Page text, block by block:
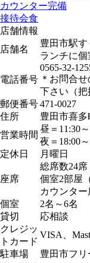
カウンター完備
接待会食
店舗情報
店舗名
豊田市駅
ランチに個
電話番号
0565-32-
＊お問合
下さい（把
郵便番号471-0027
住所
豊田市喜
営業時間
昼＝11:30
夜＝18:00
定休日
月曜日
座席
総席数24席
個室2部屋
カウンター
個室
2名～6名
貸切
応相談
クレジッ
トカード
VISA、
駐車場
豊田市フ